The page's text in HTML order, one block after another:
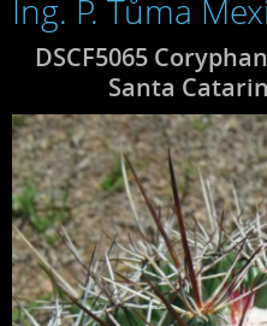
Ing. P. Tůma
DSCF5065
Santa